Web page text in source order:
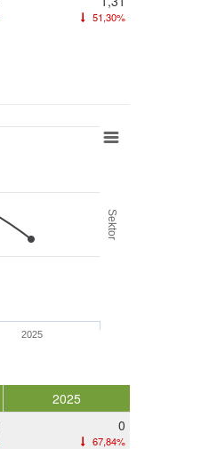
51,30%
Sektor
2025
2025
0
67,84%